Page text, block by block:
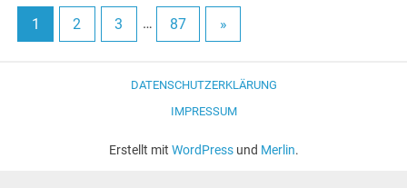
1 2 3 … 87 »
DATENSCHUTZERKLÄRUNG
IMPRESSUM
Erstellt mit WordPressund Merlin.